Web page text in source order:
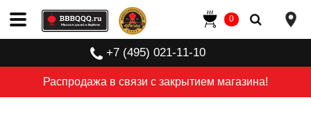
Распродажа в связи с закрытием магазина!
+7 (495) 021-11-10
0